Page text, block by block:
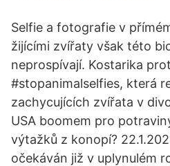
Selfie a fotografie v
žijícími zvířaty však této
neprospívají. Kostarika
#stopanimalselfies, která
zachycujících zvířata v
USA boomem pro
výtažků z konopí?
očekáván již v uplynulém